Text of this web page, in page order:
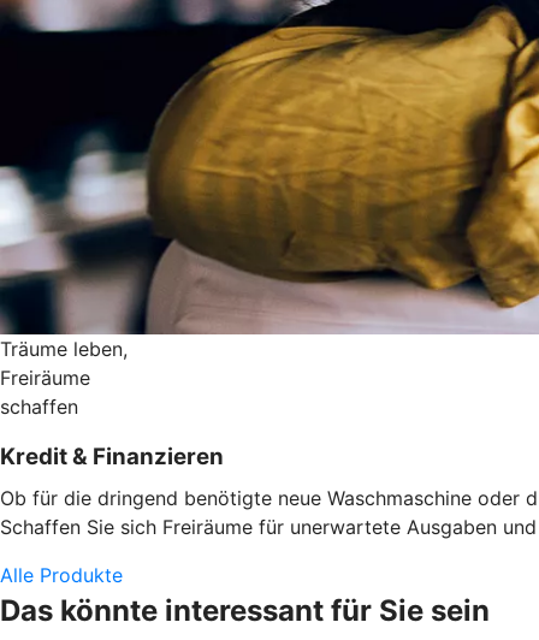
Träume leben,
Freiräume
schaffen
Kredit & Finanzieren
Ob für die dringend benötigte neue Waschmaschine oder
Schaffen Sie sich Freiräume für unerwartete Ausgaben
Alle Produkte
Das könnte interessant für Sie sein